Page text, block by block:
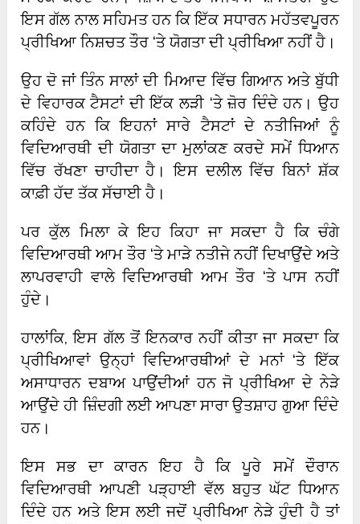
ਇਸ ਗੱਲ ਨਾਲ ਸਹਿਮਤ ਹਨ ਕਿ ਇੱਕ ਸਧਾਰਨ ਮਹੱਤਵਪੂਰਨ
ਪ੍ਰੀਖਿਆ ਨਿਸ਼ਚਤ ਤੌਰ ‘ਤੇ ਯੋਗਤਾ ਦੀ ਪ੍ਰੀਖਿਆ ਨਹੀਂ ਹੈ।
ਉਹ ਦੋ ਜਾਂ ਤਿੰਨ ਸਾਲਾਂ ਦੀ ਮਿਆਦ ਵਿੱਚ ਗਿਆਨ ਅਤੇ ਬੁੱਧੀ
ਦੇ ਵਿਹਾਰਕ ਟੈਸਟਾਂ ਦੀ ਇੱਕ ਲੜੀ ‘ਤੇ ਜ਼ੋਰ ਦਿੰਦੇ ਹਨ। ਉਹ
ਕਹਿੰਦੇ ਹਨ ਕਿ ਇਹਨਾਂ ਸਾਰੇ ਟੈਸਟਾਂ ਦੇ ਨਤੀਜਿਆਂ ਨੂੰ
ਵਿਦਿਆਰਥੀ ਦੀ ਯੋਗਤਾ ਦਾ ਮੁਲਾਂਕਣ ਕਰਦੇ ਸਮੇਂ ਧਿਆਨ
ਵਿੱਚ ਰੱਖਣਾ ਚਾਹੀਦਾ ਹੈ। ਇਸ ਦਲੀਲ ਵਿੱਚ ਬਿਨਾਂ ਸ਼ੱਕ
ਕਾਫ਼ੀ ਹੱਦ ਤੱਕ ਸੱਚਾਈ ਹੈ।
ਪਰ ਕੁੱਲ ਮਿਲਾ ਕੇ ਇਹ ਕਿਹਾ ਜਾ ਸਕਦਾ ਹੈ ਕਿ ਚੰਗੇ
ਵਿਦਿਆਰਥੀ ਆਮ ਤੌਰ ‘ਤੇ ਮਾੜੇ ਨਤੀਜੇ ਨਹੀਂ ਦਿਖਾਉਂਦੇ ਅਤੇ
ਲਾਪਰਵਾਹੀ ਵਾਲੇ ਵਿਦਿਆਰਥੀ ਆਮ ਤੌਰ ‘ਤੇ ਪਾਸ ਨਹੀਂ
ਹੁੰਦੇ।
ਹਾਲਾਂਕਿ, ਇਸ ਗੱਲ ਤੋਂ ਇਨਕਾਰ ਨਹੀਂ ਕੀਤਾ ਜਾ ਸਕਦਾ ਕਿ
ਪ੍ਰੀਖਿਆਵਾਂ ਉਨ੍ਹਾਂ ਵਿਦਿਆਰਥੀਆਂ ਦੇ ਮਨਾਂ ‘ਤੇ ਇੱਕ
ਅਸਾਧਾਰਨ ਦਬਾਅ ਪਾਉਂਦੀਆਂ ਹਨ ਜੋ ਪ੍ਰੀਖਿਆ ਦੇ ਨੇੜੇ
ਆਉਂਦੇ ਹੀ ਜ਼ਿੰਦਗੀ ਲਈ ਆਪਣਾ ਸਾਰਾ ਉਤਸ਼ਾਹ ਗੁਆ ਦਿੰਦੇ
ਹਨ।
ਇਸ ਸਭ ਦਾ ਕਾਰਨ ਇਹ ਹੈ ਕਿ ਪੂਰੇ ਸਮੇਂ ਦੌਰਾਨ
ਵਿਦਿਆਰਥੀ ਆਪਣੀ ਪੜ੍ਹਾਈ ਵੱਲ ਬਹੁਤ ਘੱਟ ਧਿਆਨ
ਦਿੰਦੇ ਹਨ ਅਤੇ ਇਸ ਲਈ ਜਦੋਂ ਪ੍ਰੀਖਿਆ ਨੇੜੇ ਹੁੰਦੀ ਹੈ ਤਾਂ